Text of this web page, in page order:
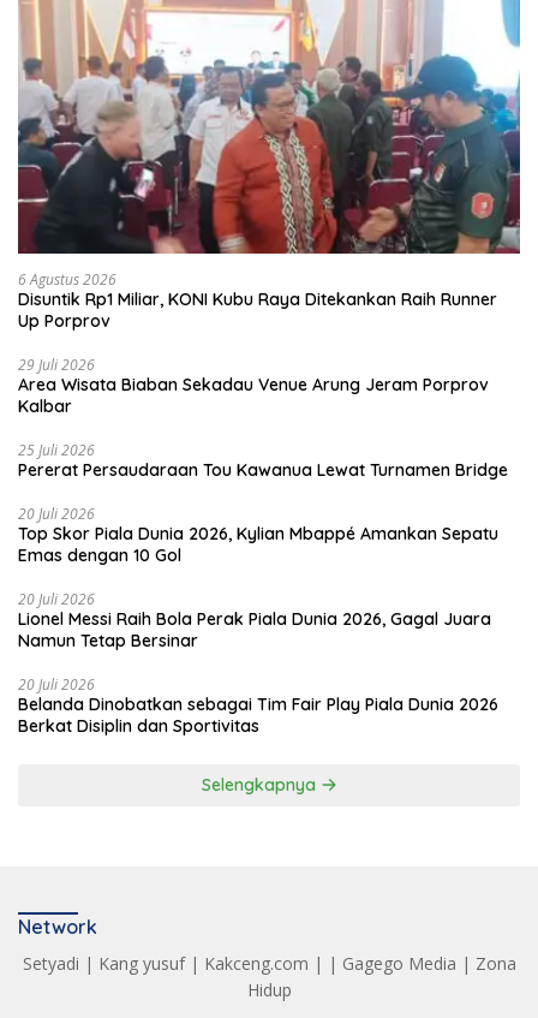
6 Agustus 2026
Disuntik Rp1 Miliar, KONI Kubu Raya Ditekankan Raih Runner
Up Porprov
29 Juli 2026
Area Wisata Biaban Sekadau Venue Arung Jeram Porprov
Kalbar
25 Juli 2026
Pererat Persaudaraan Tou Kawanua Lewat Turnamen Bridge
20 Juli 2026
Top Skor Piala Dunia 2026, Kylian Mbappé Amankan Sepatu
Emas dengan 10 Gol
20 Juli 2026
Lionel Messi Raih Bola Perak Piala Dunia 2026, Gagal Juara
Namun Tetap Bersinar
20 Juli 2026
Belanda Dinobatkan sebagai Tim Fair Play Piala Dunia 2026
Berkat Disiplin dan Sportivitas
Selengkapnya
Network
Setyadi | Kang yusuf| Kakceng.com | | Gagego Media | Zona
Hidup